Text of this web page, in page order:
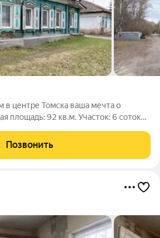
Томска ваша мечта о
площадь: 92 кв.м. Участок: 6 соток
место для
Позвонить